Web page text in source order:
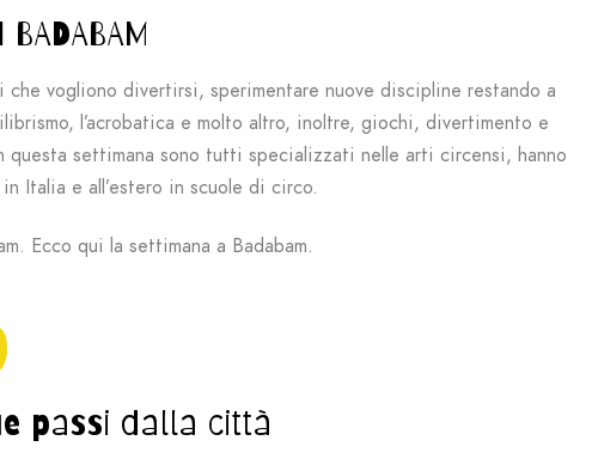
vogliono divertirsi, sperimentare nuove discipline restando a
l’acrobatica e molto altro, inoltre, giochi, divertimento e
settimana sono tutti specializzati nelle arti circensi, hanno
Italia e all’estero in scuole di circo.
Ecco qui la settimana a Badabam.
passi dalla città